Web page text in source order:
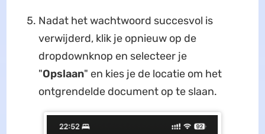
Nadat het wachtwoord succesvol is
verwijderd, klik je opnieuw op de
dropdownknop en selecteer je
"Opslaan" en kies je de locatie om het
ontgrendelde document op te slaan.